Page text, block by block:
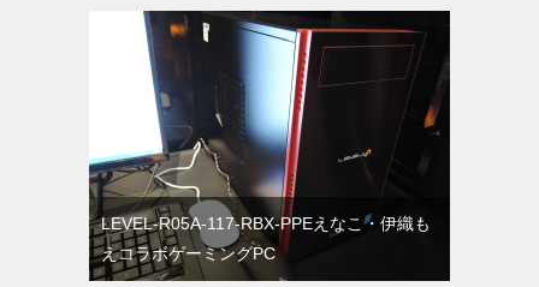
LEVEL-R05A-117-RBX-PPEえなこ・伊織も
えコラボゲーミングPC